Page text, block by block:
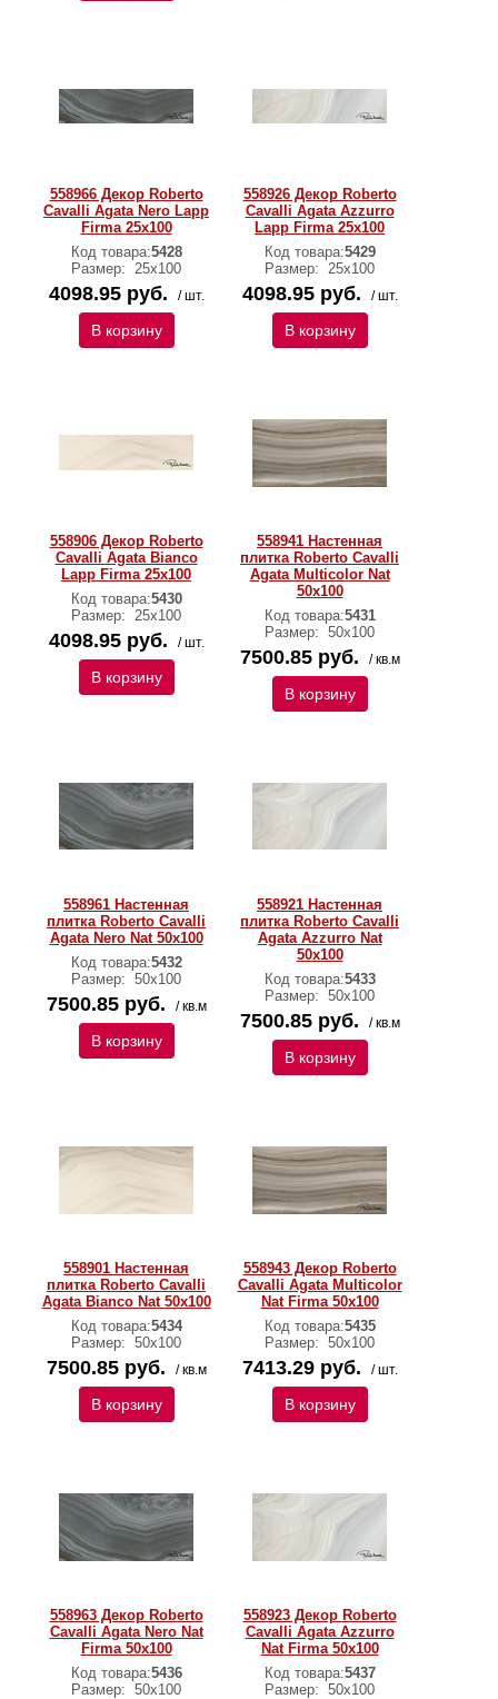
558966 Декор Roberto
Cavalli Agata Nero Lapp
Firma 25x100
Код товара:5428
Размер: 25х100
4098.95 руб. / шт.
В корзину
558926 Декор Roberto
Cavalli Agata Azzurro
Lapp Firma 25x100
Код товара:5429
Размер: 25х100
4098.95 руб. / шт.
В корзину
558906 Декор Roberto
Cavalli Agata Bianco
Lapp Firma 25x100
Код товара:5430
Размер: 25х100
4098.95 руб. / шт.
В корзину
558941 Настенная
плитка Roberto Cavalli
Agata Multicolor Nat
50x100
Код товара:5431
Размер: 50х100
7500.85 руб. / кв.м
В корзину
558961 Настенная
плитка Roberto Cavalli
Agata Nero Nat 50x100
Код товара:5432
Размер: 50х100
7500.85 руб. / кв.м
В корзину
558921 Настенная
плитка Roberto Cavalli
Agata Azzurro Nat
50x100
Код товара:5433
Размер: 50х100
7500.85 руб. / кв.м
В корзину
558901 Настенная
плитка Roberto Cavalli
Agata Bianco Nat 50x100
Код товара:5434
Размер: 50х100
7500.85 руб. / кв.м
В корзину
558943 Декор Roberto
Cavalli Agata Multicolor
Nat Firma 50x100
Код товара:5435
Размер: 50х100
7413.29 руб. / шт.
В корзину
558963 Декор Roberto
Cavalli Agata Nero Nat
Firma 50x100
Код товара:5436
Размер: 50х100
558923 Декор Roberto
Cavalli Agata Azzurro
Nat Firma 50x100
Код товара:5437
Размер: 50х100